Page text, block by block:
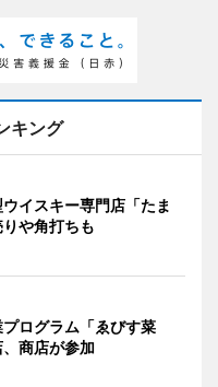
キング
イスキー専門店「たま
や角打ちも
ログラム「ゑびす菜
商店が参加